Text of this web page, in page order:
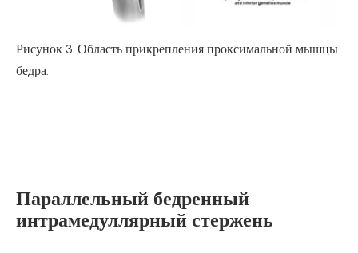
Рисунок 3. Область прикрепления проксимальной мышцы
бедра.
Параллельный бедренный
интрамедуллярный стержень